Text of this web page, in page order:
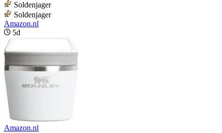
Soldenjager
Soldenjager
Amazon.nl
5d
Amazon.nl